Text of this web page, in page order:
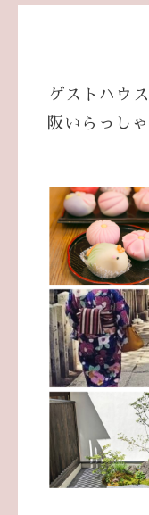
ゲストハウ
阪いらっし